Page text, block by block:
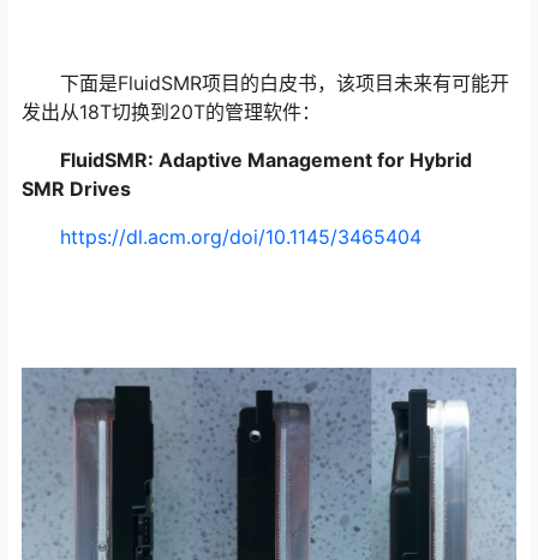
下面是FluidSMR项目的白皮书，该项目未来有可能开
发出从18T切换到20T的管理软件：
FluidSMR: Adaptive Management for Hybrid
SMR Drives
https://dl.acm.org/doi/10.1145/3465404